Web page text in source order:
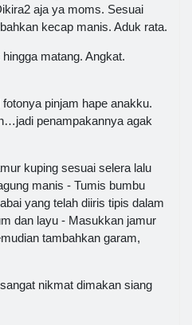
aja ya moms. Sesuai
kecap manis. Aduk rata.
matang. Angkat.
pinjam hape anakku.
penampakannya agak
kuping sesuai selera lalu
manis - Tumis bumbu
yang telah diiris tipis dalam
dan layu - Masukkan jamur
tambahkan garam,
nikmat dimakan siang